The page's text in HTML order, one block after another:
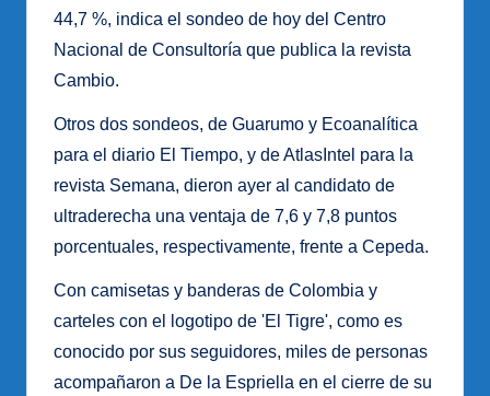
44,7 %, indica el sondeo de hoy del Centro
Nacional de Consultoría que publica la revista
Cambio.
Otros dos sondeos, de Guarumo y Ecoanalítica
para el diario El Tiempo, y de AtlasIntel para la
revista Semana, dieron ayer al candidato de
ultraderecha una ventaja de 7,6 y 7,8 puntos
porcentuales, respectivamente, frente a Cepeda.
Con camisetas y banderas de Colombia y
carteles con el logotipo de 'El Tigre', como es
conocido por sus seguidores, miles de personas
acompañaron a De la Espriella en el cierre de su